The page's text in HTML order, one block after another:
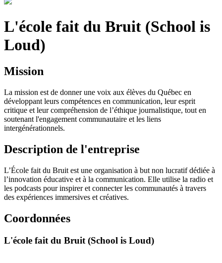
L'école fait du Bruit (School is
Loud)
Mission
La mission est de donner une voix aux élèves du Québec en
développant leurs compétences en communication, leur esprit
critique et leur compréhension de l’éthique journalistique, tout en
soutenant l'engagement communautaire et les liens
intergénérationnels.
Description de l'entreprise
L’École fait du Bruit est une organisation à but non lucratif dédiée à
l’innovation éducative et à la communication. Elle utilise la radio et
les podcasts pour inspirer et connecter les communautés à travers
des expériences immersives et créatives.
Coordonnées
L'école fait du Bruit (School is Loud)